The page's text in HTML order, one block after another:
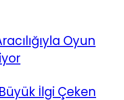
Oyun
İlgi Çeken